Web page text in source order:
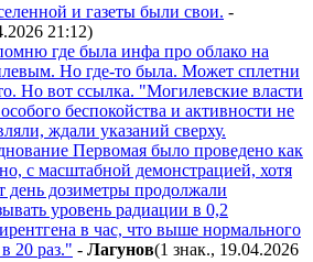
и газеты были свои. -
21:12)
где была инфа про облако на
Но где-то была. Может сплетни
Но вот ссылка. "Могилевские власти
беспокойства и активности не
ждали указаний сверху.
Первомая было проведено как
с масштабной демонстрацией, хотя
день дозиметры продолжали
уровень радиации в 0,2
в час, что выше нормального
20 раз." - Лaгyнoв(1 знак., 19.04.2026